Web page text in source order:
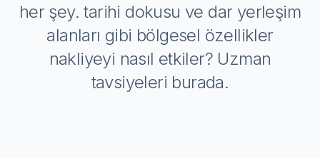
her şey. tarihi dokusu ve dar yerleşim
alanları gibi bölgesel özellikler
nakliyeyi nasıl etkiler? Uzman
tavsiyeleri burada.